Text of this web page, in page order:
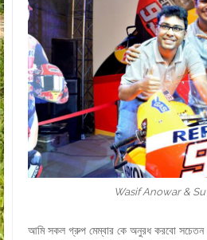
Wasif Anowar &
আমি সকল গ্রুপ মেম্বার কে অনুরধ করবো সচেতন